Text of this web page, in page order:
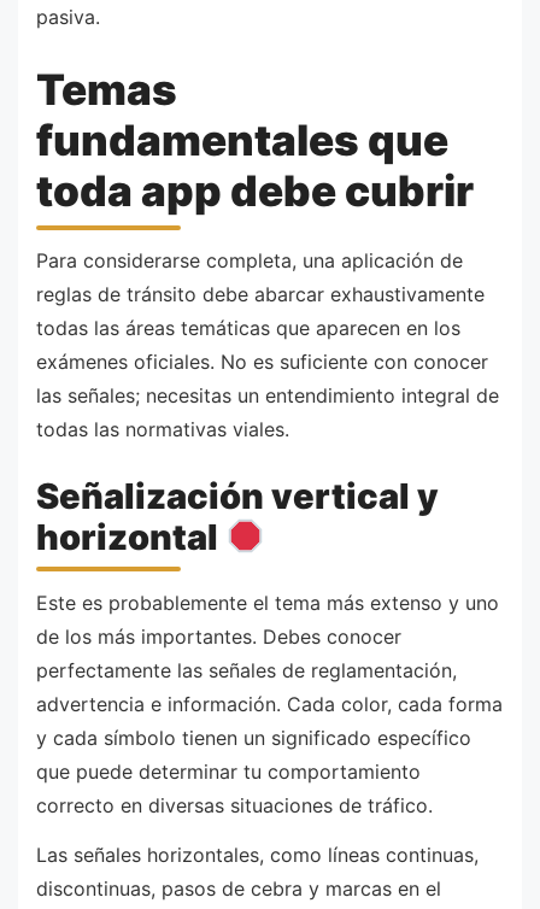
pasiva.
Temas
fundamentales que
toda app debe cubrir
Para considerarse completa, una aplicación de
reglas de tránsito debe abarcar exhaustivamente
todas las áreas temáticas que aparecen en los
exámenes oficiales. No es suficiente con conocer
las señales; necesitas un entendimiento integral de
todas las normativas viales.
Señalización vertical y
horizontal
Este es probablemente el tema más extenso y uno
de los más importantes. Debes conocer
perfectamente las señales de reglamentación,
advertencia e información. Cada color, cada forma
y cada símbolo tienen un significado específico
que puede determinar tu comportamiento
correcto en diversas situaciones de tráfico.
Las señales horizontales, como líneas continuas,
discontinuas, pasos de cebra y marcas en el